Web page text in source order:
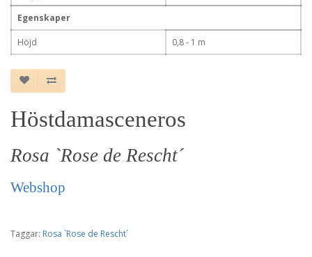
Egenskaper
Höjd 0,8 - 1 m
Höstdamasceneros
Rosa `Rose de Rescht´
Webshop
Taggar: Rosa `Rose de Rescht´